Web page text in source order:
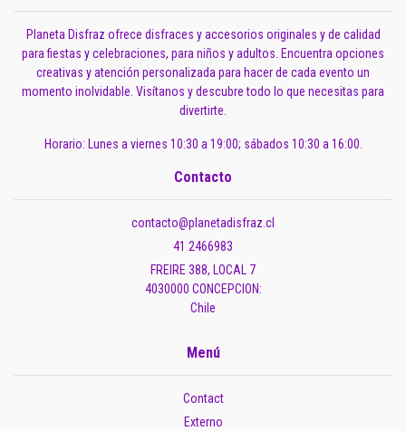
Planeta Disfraz ofrece disfraces y accesorios originales y de calidad
para fiestas y celebraciones, para niños y adultos. Encuentra opciones
creativas y atención personalizada para hacer de cada evento un
momento inolvidable. Visítanos y descubre todo lo que necesitas para
divertirte.
Horario: Lunes a viernes 10:30 a 19:00; sábados 10:30 a 16:00.
Contacto
contacto@planetadisfraz.cl
41 2466983
FREIRE 388, LOCAL 7
4030000 CONCEPCION:
Chile
Menú
Contact
Externo